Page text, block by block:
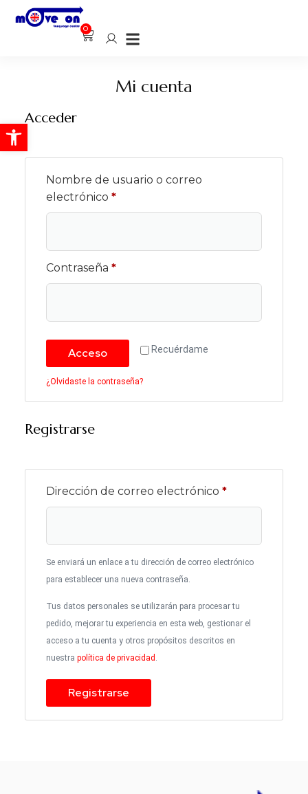
Abrir barra de herramientas
0
Mi cuenta
Acceder
Nombre de usuario o correo
electrónico *
Contraseña *
Recuérdame
Acceso
¿Olvidaste la contraseña?
Registrarse
Dirección de correo electrónico *
Se enviará un enlace a tu dirección de correo electrónico
para establecer una nueva contraseña.
Tus datos personales se utilizarán para procesar tu
pedido, mejorar tu experiencia en esta web, gestionar el
acceso a tu cuenta y otros propósitos descritos en
nuestra política de privacidad .
Registrarse